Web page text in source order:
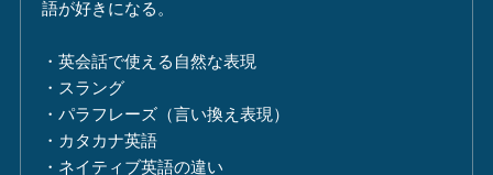
語が好きになる。
・英会話で使える自然な表現
・スラング
・パラフレーズ（言い換え表現）
・カタカナ英語
・ネイティブ英語の違い